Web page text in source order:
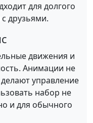
для долгого
друзьями.
движения и
Анимации не
управление
набор не
и для обычного